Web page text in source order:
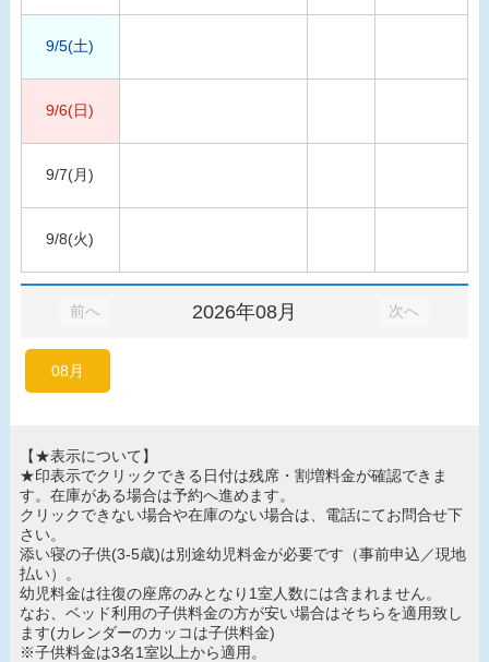
9/5(土)
9/6(日)
9/7(月)
9/8(火)
前へ 2026年08月 次へ
08月
【★表示について】
★印表示でクリックできる日付は残席・割増料金が確認できま
す。在庫がある場合は予約へ進めます。
クリックできない場合や在庫のない場合は、電話にてお問合せ下
さい。
添い寝の子供(3-5歳)は別途幼児料金が必要です（事前申込／現地
払い）。
幼児料金は往復の座席のみとなり1室人数には含まれません。
なお、ベッド利用の子供料金の方が安い場合はそちらを適用致し
ます(カレンダーのカッコは子供料金)
※子供料金は3名1室以上から適用。